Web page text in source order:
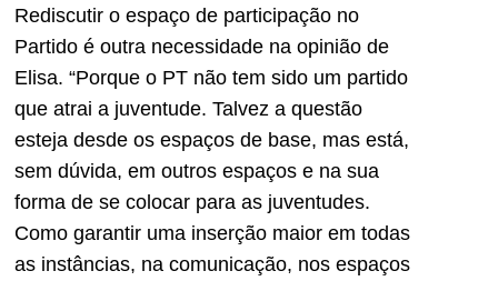
Rediscutir o espaço de participação no
Partido é outra necessidade na opinião de
Elisa. “Porque o PT não tem sido um partido
que atrai a juventude. Talvez a questão
esteja desde os espaços de base, mas está,
sem dúvida, em outros espaços e na sua
forma de se colocar para as juventudes.
Como garantir uma inserção maior em todas
as instâncias, na comunicação, nos espaços